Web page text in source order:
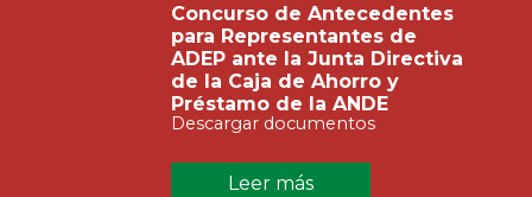
Concurso de Antecedentes
para Representantes de
ADEP ante la Junta Directiva
de la Caja de Ahorro y
Préstamo de la ANDE
Descargar documentos
Leer más